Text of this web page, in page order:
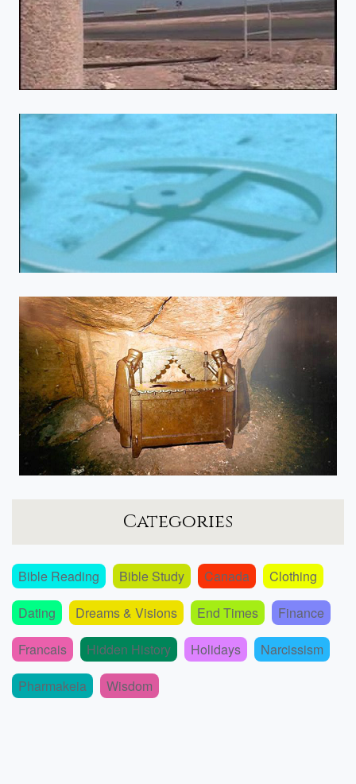
Categories
Bible Reading Bible Study Canada
Clothing
Dating
Dreams & Visions End Times
Finance
Francais
Hidden History Holidays
Narcissism
Pharmakeia
Wisdom